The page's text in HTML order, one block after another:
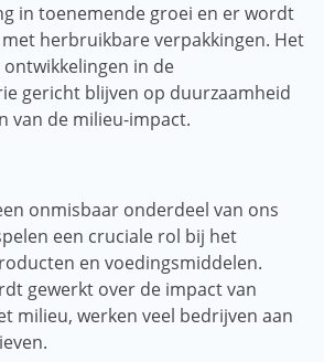
in toenemende groei en er wordt
herbruikbare verpakkingen. Het
in de
gericht blijven op duurzaamheid
van de milieu-impact.
onmisbaar onderdeel van ons
een cruciale rol bij het
en voedingsmiddelen.
gewerkt over de impact van
milieu, werken veel bedrijven aan